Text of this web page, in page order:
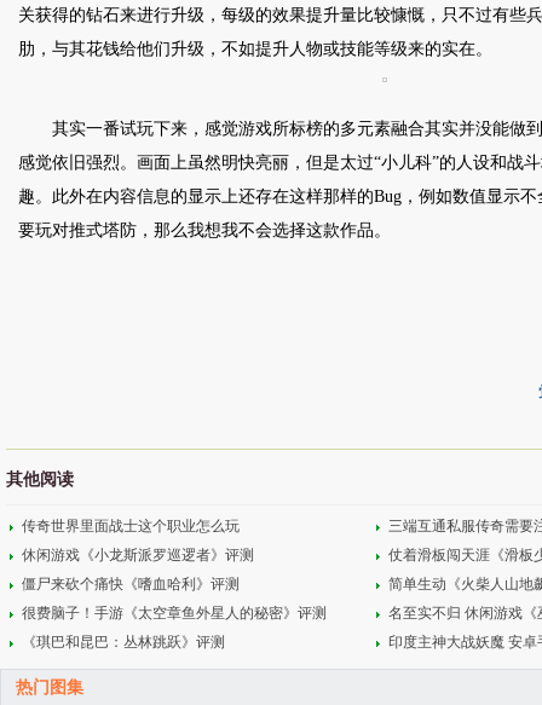
关获得的钻石来进行升级，每级的效果提升量比较慷慨，只不过有些
肋，与其花钱给他们升级，不如提升人物或技能等级来的实在。
其实一番试玩下来，感觉游戏所标榜的多元素融合其实并没能做
感觉依旧强烈。画面上虽然明快亮丽，但是太过“小儿科”的人设和战
趣。此外在内容信息的显示上还存在这样那样的Bug，例如数值显示
要玩对推式塔防，那么我想我不会选择这款作品。
其他阅读
传奇世界里面战士这个职业怎么玩
三端互通私服传奇需要
休闲游戏《小龙斯派罗巡逻者》评测
仗着滑板闯天涯《滑板
僵尸来砍个痛快《嗜血哈利》评测
简单生动《火柴人山地
很费脑子！手游《太空章鱼外星人的秘密》评测
名至实不归 休闲游戏
《琪巴和昆巴：丛林跳跃》评测
印度主神大战妖魔 安
热门图集